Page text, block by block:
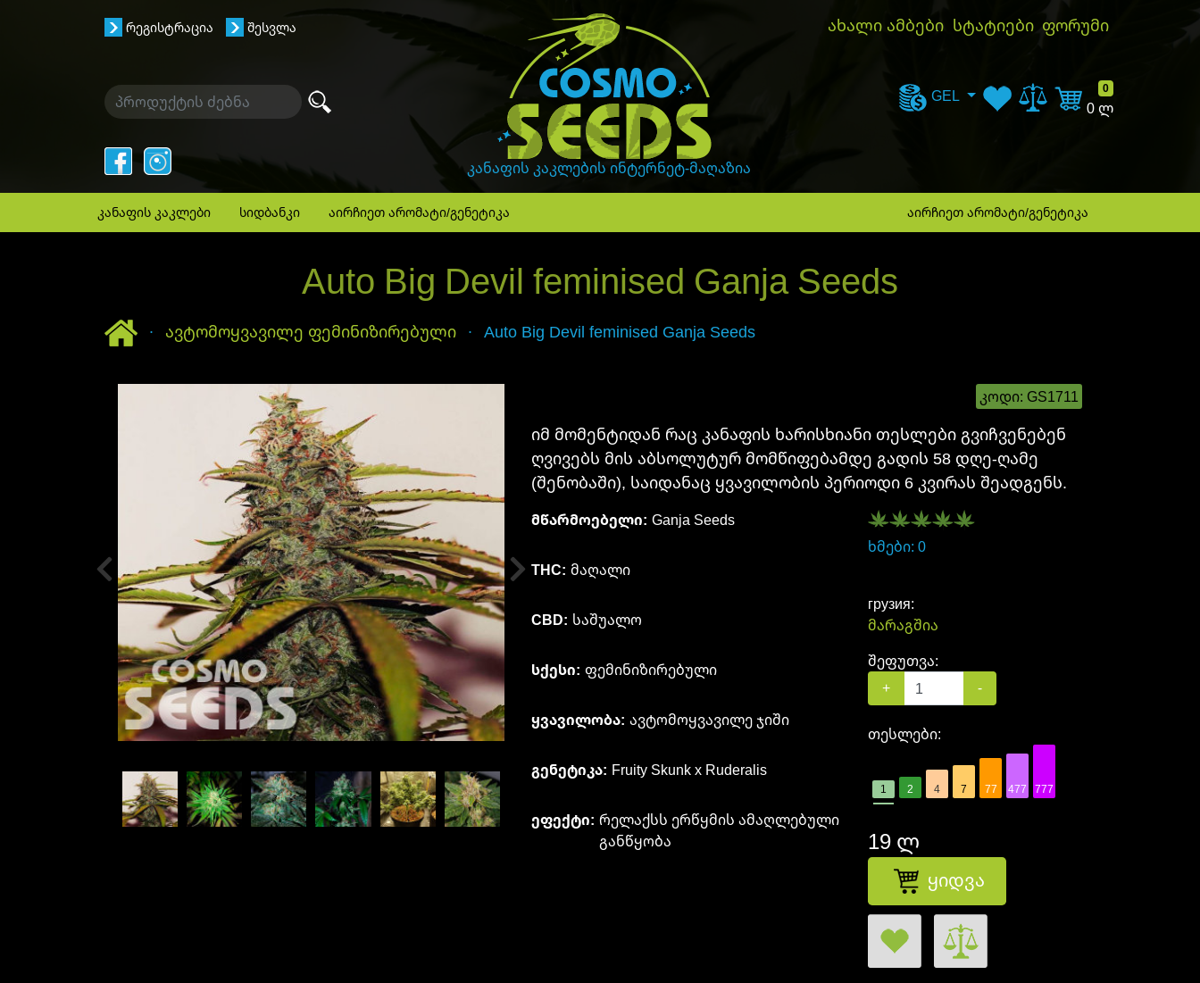
ახალი ამბები სტატიები ფორუმი
GanjaLiveSeeds
კანაფის კაკლების ინტერნეტ-მაღაზია
GEL
კალათა
0
0 ლ
რეგისტრაცია შესვლა
კანაფის კაკლები სიდბანკი აირჩიეთ არომატი/გენეტიკა აირჩიეთ არომატი/გენეტიკა
Auto Big Devil feminised Ganja Seeds
მთავარიავტომოყვავილე ფემინიზირებული Auto Big Devil feminised Ganja Seeds
კოდი: GS1711
იმ მომენტიდან რაც კანაფის ხარისხიანი თესლები გვიჩვენებენ
ღვივებს მის აბსოლუტურ მომწიფებამდე გადის 58 დღე-ღამე
(შენობაში), საიდანაც ყვავილობის პერიოდი 6 კვირას შეადგენს.
მწარმოებელი: Ganja Seeds
THC: მაღალი
CBD: საშუალო
სქესი: ფემინიზირებული
ყვავილობა: ავტომოყვავილე ჯიში
გენეტიკა: Fruity Skunk х Ruderalis
ეფექტი: რელაქსს ერწყმის ამაღლებული
განწყობა
ხმები: 0
грузия:
მარაგშია
შეფუთვა:
+
-
თესლები:
1 თესლი
1 2 თესლები
2 4 7 77 477 777
19 ლ
ყიდვა